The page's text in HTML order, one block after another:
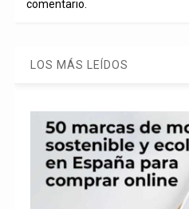
comentario.
LOS MÁS LEÍDOS